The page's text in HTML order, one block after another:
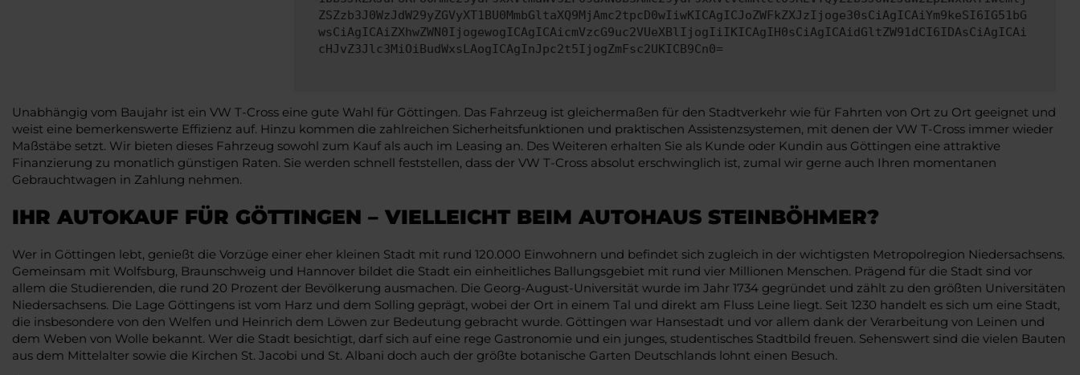
ZSZzb3J0WzJdW29yZGVyXT1BU0MmbGltaXQ9MjAmc2tpcD0wIiwKICAgICJoZWFkZXJzIjoge30sCiAgICAiYm9keSI6IG51bG
wsCiAgICAiZXhwZWN0IjogewogICAgICAicmVzcG9uc2VUeXBlIjogIiIKICAgIH0sCiAgICAidGltZW91dCI6IDAsCiAgICAi
cHJvZ3Jlc3MiOiBudWxsLAogICAgInJpc2t5IjogZmFsc2UKICB9Cn0=
Unabhängig vom Baujahr ist ein VW T-Cross eine gute Wahl für Göttingen. Das Fahrzeug ist gleichermaßen für den Stadtverkehr wie für Fahrten von Ort zu Ort geeignet und
weist eine bemerkenswerte Effizienz auf. Hinzu kommen die zahlreichen Sicherheitsfunktionen und praktischen Assistenzsystemen, mit denen der VW T-Cross immer wieder
Maßstäbe setzt. Wir bieten dieses Fahrzeug sowohl zum Kauf als auch im Leasing an. Des Weiteren erhalten Sie als Kunde oder Kundin aus Göttingen eine attraktive
Finanzierung zu monatlich günstigen Raten. Sie werden schnell feststellen, dass der VW T-Cross absolut erschwinglich ist, zumal wir gerne auch Ihren momentanen
Gebrauchtwagen in Zahlung nehmen.
IHR AUTOKAUF FÜR GÖTTINGEN – VIELLEICHT BEIM AUTOHAUS STEINBÖHMER?
Wer in Göttingen lebt, genießt die Vorzüge einer eher kleinen Stadt mit rund 120.000 Einwohnern und befindet sich zugleich in der wichtigsten Metropolregion Niedersachsens.
Gemeinsam mit Wolfsburg, Braunschweig und Hannover bildet die Stadt ein einheitliches Ballungsgebiet mit rund vier Millionen Menschen. Prägend für die Stadt sind vor
allem die Studierenden, die rund 20 Prozent der Bevölkerung ausmachen. Die Georg-August-Universität wurde im Jahr 1734 gegründet und zählt zu den größten Universitäten
Niedersachsens. Die Lage Göttingens ist vom Harz und dem Solling geprägt, wobei der Ort in einem Tal und direkt am Fluss Leine liegt. Seit 1230 handelt es sich um eine Stadt,
die insbesondere von den Welfen und Heinrich dem Löwen zur Bedeutung gebracht wurde. Göttingen war Hansestadt und vor allem dank der Verarbeitung von Leinen und
dem Weben von Wolle bekannt. Wer die Stadt besichtigt, darf sich auf eine rege Gastronomie und ein junges, studentisches Stadtbild freuen. Sehenswert sind die vielen Bauten
aus dem Mittelalter sowie die Kirchen St. Jacobi und St. Albani doch auch der größte botanische Garten Deutschlands lohnt einen Besuch.